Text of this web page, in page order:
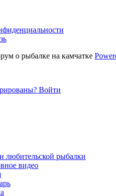
о рыбалке на камчатке
Войти
любительской рыбалки
видео